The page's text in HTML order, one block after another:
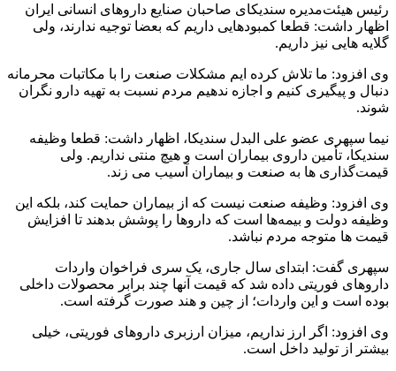
رئیس هیئت‌مدیره سندیکای صاحبان صنایع داروهای انسانی ایران
اظهار داشت: قطعا کمبودهایی داریم که بعضا توجیه ندارند، ولی
گلایه هایی نیز داریم.
وی افزود: ما تلاش کرده ایم مشکلات صنعت را با مکاتبات محرمانه
دنبال و پیگیری کنیم و اجازه ندهیم مردم نسبت به تهیه دارو نگران
شوند.
نیما سپهری عضو علی البدل سندیکا، اظهار داشت: قطعا وظیفه
سندیکا، تأمین داروی بیماران است و هیچ منتی نداریم. ولی
قیمت‌گذاری ها به صنعت و بیماران آسیب می زند.
وی افزود: وظیفه صنعت نیست که از بیماران حمایت کند، بلکه این
وظیفه دولت و بیمه‌ها است که داروها را پوشش بدهند تا افزایش
قیمت ها متوجه مردم نباشد.
سپهری گفت: ابتدای سال جاری، یک سری فراخوان واردات
داروهای فوریتی داده شد که قیمت آنها چند برابر محصولات داخلی
بوده است و این واردات؛ از چین و هند صورت گرفته است.
وی افزود: اگر ارز نداریم، میزان ارزبری داروهای فوریتی، خیلی
بیشتر از تولید داخل است.